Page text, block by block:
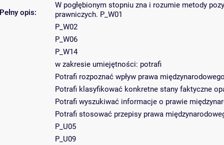
Pełny opis:
W pogłębionym stopniu zna i rozumie metody
prawniczych. P_W01
P_W02
P_W06
P_W14
w zakresie umiejętności: potrafi
Potrafi rozpoznać wpływ prawa
Potrafi klasyfikować konkretne stany faktyczne
Potrafi wyszukiwać informacje o prawie
Potrafi stosować przepisy prawa
P_U05
P_U09